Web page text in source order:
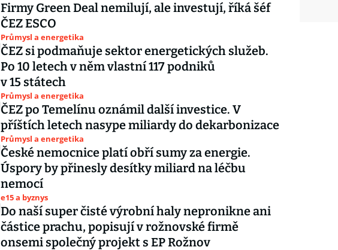
Firmy Green Deal nemilují, ale investují, říká šéf
ČEZ ESCO
Průmysl a energetika
ČEZ si podmaňuje sektor energetických služeb.
Po 10 letech v něm vlastní 117 podniků
v 15 státech
Průmysl a energetika
ČEZ po Temelínu oznámil další investice. V
příštích letech nasype miliardy do dekarbonizace
Průmysl a energetika
České nemocnice platí obří sumy za energie.
Úspory by přinesly desítky miliard na léčbu
nemocí
e15 a byznys
Do naší super čisté výrobní haly nepronikne ani
částice prachu, popisují v rožnovské firmě
onsemi společný projekt s EP Rožnov